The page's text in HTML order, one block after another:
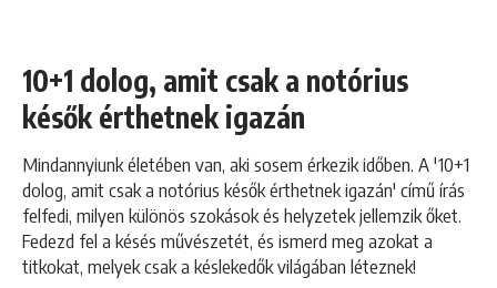
10+1 dolog, amit csak a notórius
késők érthetnek igazán
Mindannyiunk életében van, aki sosem érkezik időben. A '10+1
dolog, amit csak a notórius késők érthetnek igazán' című írás
felfedi, milyen különös szokások és helyzetek jellemzik őket.
Fedezd fel a késés művészetét, és ismerd meg azokat a
titkokat, melyek csak a késlekedők világában léteznek!